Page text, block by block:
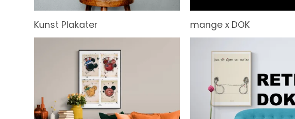
Kunst Plakater mange x DOK